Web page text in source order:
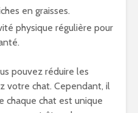
en graisses.
physique régulière pour
pouvez réduire les
votre chat. Cependant, il
chat est unique